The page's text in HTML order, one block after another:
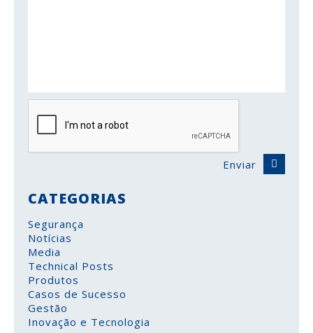
Enviar
CATEGORIAS
Segurança
Notícias
Media
Technical Posts
Produtos
Casos de Sucesso
Gestão
Inovação e Tecnologia